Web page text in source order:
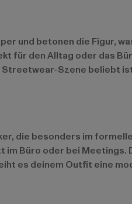
und betonen die Figur,
für den Alltag oder das
Szene beliebt
die besonders im
Büro oder bei Meetings.
es deinem Outfit eine